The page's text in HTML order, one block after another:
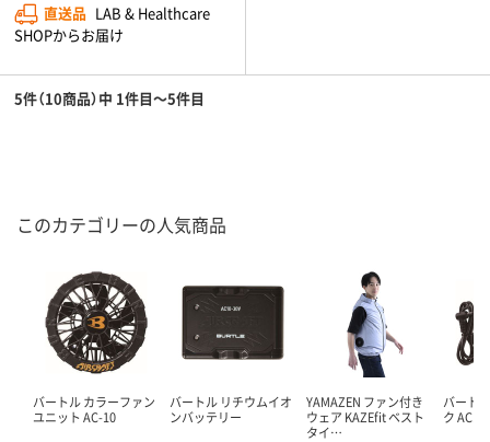
直送品 LAB & Healthcare
SHOPからお届け
5件（10商品）中 1件目～5件目
このカテゴリーの人気商品
バートル カラーファン
ユニット AC-10
バートル リチウムイオ
ンバッテリー
YAMAZEN ファン付き
ウェア KAZEfit ベスト
タイ…
バート
ク